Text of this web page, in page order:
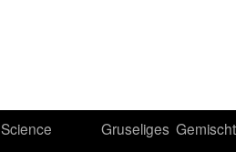
Science
Gruseliges